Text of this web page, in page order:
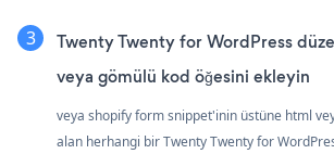
Twenty Twenty for WordPress
veya gömülü kod öğesini ekleyin
veya shopify form snippet'inin üstüne html
alan herhangi bir Twenty Twenty for